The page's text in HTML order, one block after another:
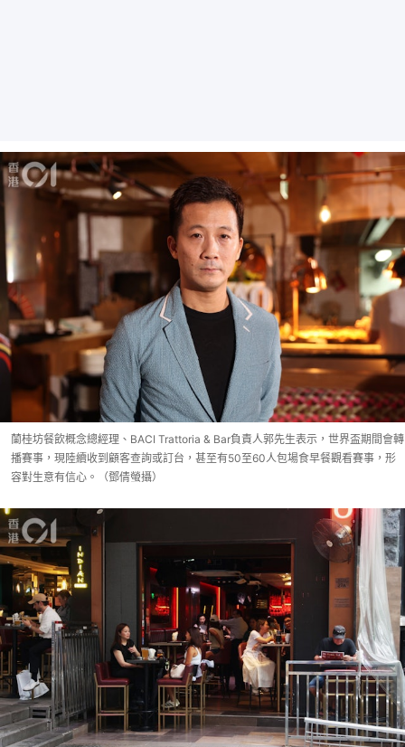
蘭桂坊餐飲概念總經理、BACI Trattoria & Bar負責人郭先生表示，世界盃期間會轉
播賽事，現陸續收到顧客查詢或訂台，甚至有50至60人包場食早餐觀看賽事，形
容對生意有信心。（鄧倩螢攝）